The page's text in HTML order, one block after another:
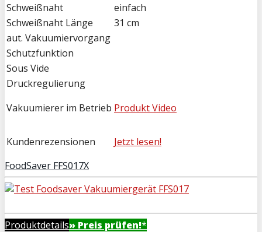
Schweißnaht
einfach
Schweißnaht Länge
31 cm
aut. Vakuumiervorgang
Schutzfunktion
Sous Vide
Druckregulierung
Vakuumierer im Betrieb Produkt Video
Kundenrezensionen
Jetzt lesen!
FoodSaver FFS017X
Produktdetails» Preis prüfen!*